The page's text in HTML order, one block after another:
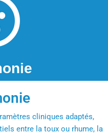
cliniques adaptés,
entre la toux ou rhume, la